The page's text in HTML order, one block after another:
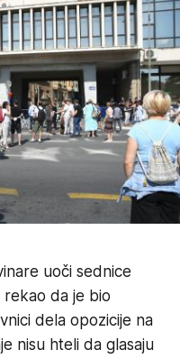
uoči sednice
da je bio
dela opozicije na
nisu hteli da glasaju